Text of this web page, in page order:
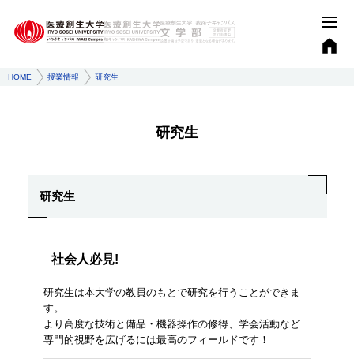
HOME 授業情報 研究生
研究生
研究生
社会人必見!
研究生は本大学の教員のもとで研究を行うことができま
す。
より高度な技術と備品・機器操作の修得、学会活動など
専門的視野を広げるには最高のフィールドです！